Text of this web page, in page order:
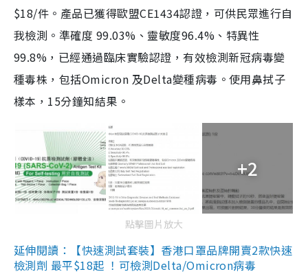
$18/件。產品已獲得歐盟CE1434認證，可供民眾進行自
我檢測。準確度 99.03%、靈敏度96.4%、特異性
99.8%，已經通過臨床實驗認證，有效檢測新冠病毒變
種毒株，包括Omicron 及Delta變種病毒。使用鼻拭子
樣本，15分鐘知結果。
+2
點擊圖片放大
延伸閱讀：【快速測試套裝】香港口罩品牌開賣2款快速
檢測劑 最平$18起 ！可檢測Delta/Omicron病毒